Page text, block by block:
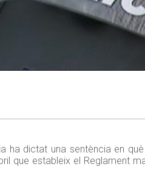
ha dictat una sentència en
que estableix el Reglament